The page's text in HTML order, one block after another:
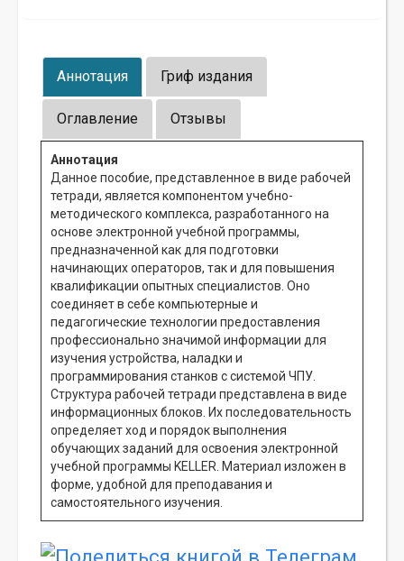
Аннотация Гриф издания
Оглавление Отзывы
Аннотация
Данное пособие, представленное в виде рабочей
тетради, является компонентом учебно-
методического комплекса, разработанного на
основе электронной учебной программы,
предназначенной как для подготовки
начинающих операторов, так и для повышения
квалификации опытных специалистов. Оно
соединяет в себе компьютерные и
педагогические технологии предоставления
профессионально значимой информации для
изучения устройства, наладки и
программирования станков с системой ЧПУ.
Структура рабочей тетради представлена в виде
информационных блоков. Их последовательность
определяет ход и порядок выполнения
обучающих заданий для освоения электронной
учебной программы KELLER. Материал изложен в
форме, удобной для преподавания и
самостоятельного изучения.